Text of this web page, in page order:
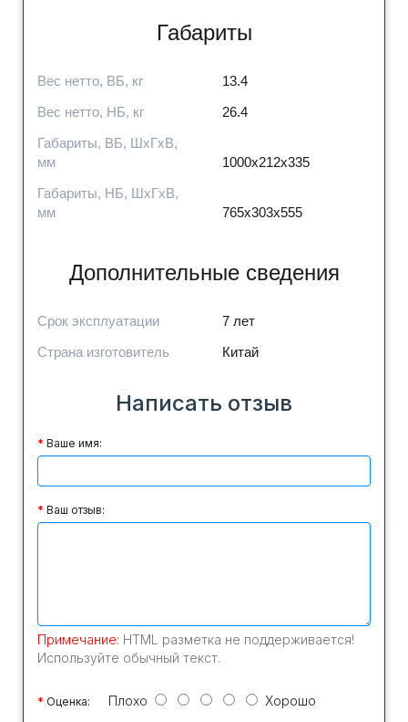
Габариты
Вес нетто, ВБ, кг
13.4
Вес нетто, НБ, кг
26.4
Габариты, ВБ, ШхГхВ,
мм
1000x212x335
Габариты, НБ, ШхГхВ,
мм
765x303x555
Дополнительные сведения
Срок эксплуатации
7 лет
Страна изготовитель
Китай
Написать отзыв
Ваше имя:
Ваш отзыв:
Примечание: HTML разметка не поддерживается!
Используйте обычный текст.
Оценка: Плохо Хорошо